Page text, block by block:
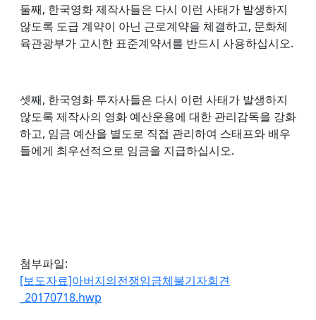
둘째, 한국영화 제작사들은 다시 이런 사태가 발생하지
않도록 도급 계약이 아닌 근로계약을 체결하고, 문화체
육관광부가 고시한 표준계약서를 반드시 사용하십시오.
셋째, 한국영화 투자사들은 다시 이런 사태가 발생하지
않도록 제작사의 영화 예산운용에 대한 관리감독을 강화
하고, 임금 예산을 별도로 직접 관리하여 스태프와 배우
들에게 최우선적으로 임금을 지급하십시오.
첨부파일:
[보도자료]아버지의전쟁임금체불기자회견
_20170718.hwp